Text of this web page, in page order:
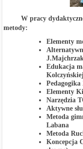
W pracy
metody:
Elementy
Edukacja
Elementy
Narzędzia
Aktywne
Metoda
Labana
Metoda
Koncepcja